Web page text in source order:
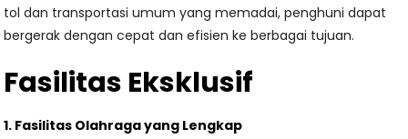
tol dan transportasi umum yang memadai, penghuni dapat
bergerak dengan cepat dan efisien ke berbagai tujuan.
Fasilitas Eksklusif
1. Fasilitas Olahraga yang Lengkap